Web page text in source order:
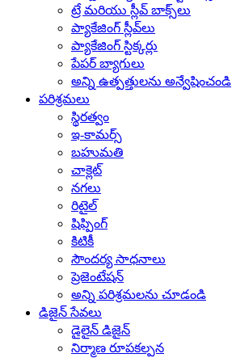
ట్రే మరియు స్లీవ్ బాక్స్‌లు
ప్యాకేజింగ్ స్లీవ్‌లు
ప్యాకేజింగ్ స్టిక్కర్లు
పేపర్ బ్యాగులు
అన్ని ఉత్పత్తులను అన్వేషించండి
పరిశ్రమలు
స్థిరత్వం
ఇ-కామర్స్
బహుమతి
చాక్లెట్
నగలు
రిటైల్
షిప్పింగ్
కిటికీ
సౌందర్య సాధనాలు
ప్రెజెంటేషన్
అన్ని పరిశ్రమలను చూడండి
డిజైన్ సేవలు
డైలైన్ డిజైన్
నిర్మాణ రూపకల్పన